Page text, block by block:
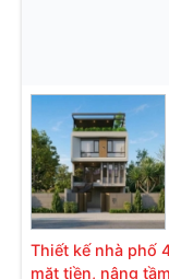
Thiết kế nhà phố
mặt tiền, nâng